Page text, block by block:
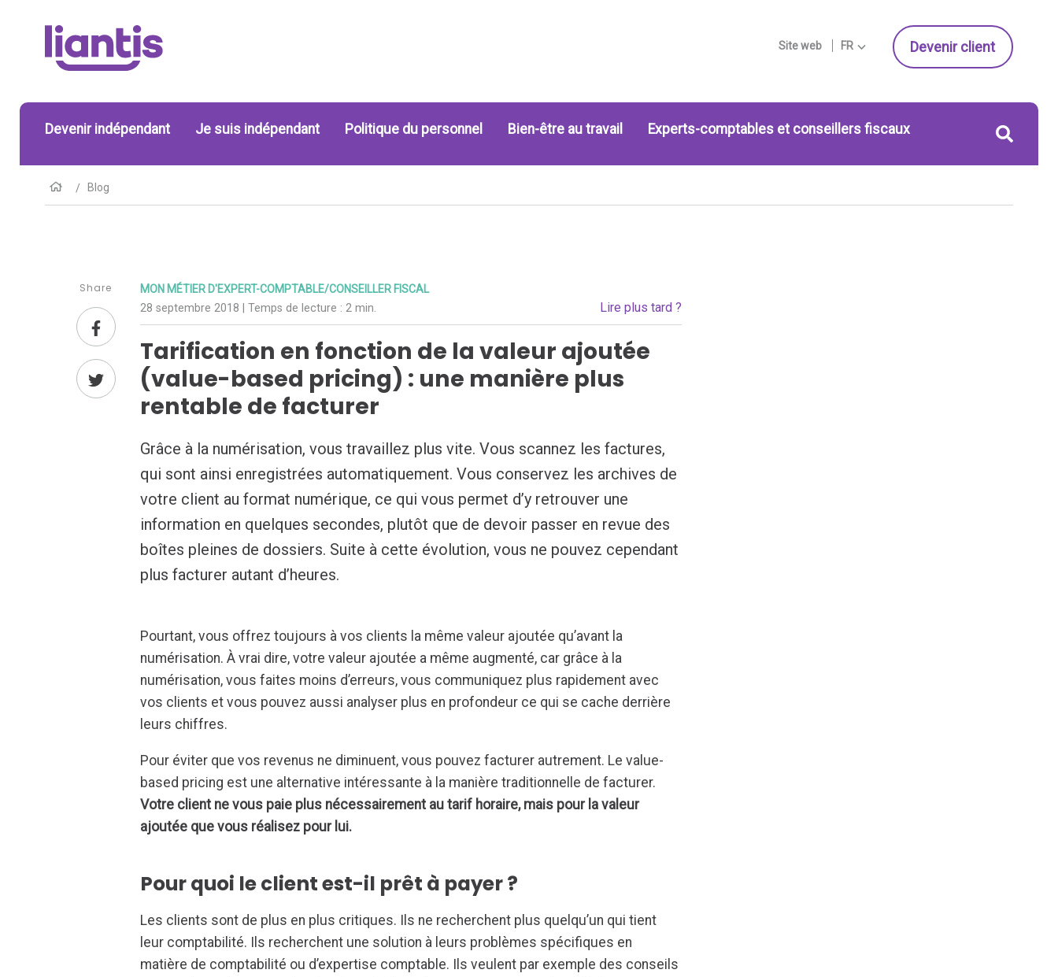
Site web FR Devenir client
Devenir indépendant Je suis indépendant Politique du personnel Bien-être au travail Experts-comptables et conseillers fiscaux
Blog
Share MON MÉTIER D'EXPERT-COMPTABLE/CONSEILLER FISCAL
28 septembre 2018 | Temps de lecture :2 min. Lire plus tard ?
Tarification en fonction de la valeur ajoutée
(value-based pricing) : une manière plus
rentable de facturer
Grâce à la numérisation, vous travaillez plus vite. Vous scannez les factures,
qui sont ainsi enregistrées automatiquement. Vous conservez les archives de
votre client au format numérique, ce qui vous permet d’y retrouver une
information en quelques secondes, plutôt que de devoir passer en revue des
boîtes pleines de dossiers. Suite à cette évolution, vous ne pouvez cependant
plus facturer autant d’heures.
Pourtant, vous offrez toujours à vos clients la même valeur ajoutée qu’avant la
numérisation. À vrai dire, votre valeur ajoutée a même augmenté, car grâce à la
numérisation, vous faites moins d’erreurs, vous communiquez plus rapidement avec
vos clients et vous pouvez aussi analyser plus en profondeur ce qui se cache derrière
leurs chiffres.
Pour éviter que vos revenus ne diminuent, vous pouvez facturer autrement. Le value-
based pricing est une alternative intéressante à la manière traditionnelle de facturer.
Votre client ne vous paie plus nécessairement au tarif horaire, mais pour la valeur
ajoutée que vous réalisez pour lui.
Pour quoi le client est-il prêt à payer ?
Les clients sont de plus en plus critiques. Ils ne recherchent plus quelqu’un qui tient
leur comptabilité. Ils recherchent une solution à leurs problèmes spécifiques en
matière de comptabilité ou d’expertise comptable. Ils veulent par exemple des conseils